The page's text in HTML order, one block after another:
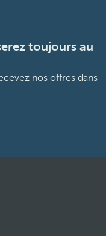
toujours au
nos offres dans